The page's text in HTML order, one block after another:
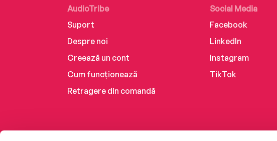
AudioTribe
Suport
Despre noi
Creează un cont
Cum funcționează
Retragere din comandă
Social Media
Facebook
LinkedIn
Instagram
TikTok